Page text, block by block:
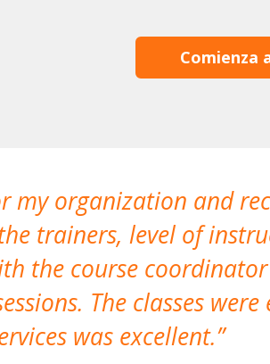
Comienza
my organization and
trainers, level of
the course
The classes were
was excellent.